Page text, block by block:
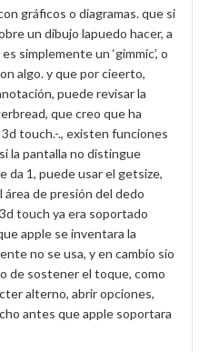
gráficos o diagramas. que si
un dibujo lapuedo hacer, a
simplemente un ‘gimmic’, o
algo. y que por cieerto,
puede revisar la
que creo que ha
touch.-., existen funciones
la pantalla no distingue
da 1, puede usar el getsize,
de presión del dedo
touch ya era soportado
apple se inventara la
no se usa, y en cambio sío
de sostener el toque, como
alterno, abrir opciones,
antes que apple soportara